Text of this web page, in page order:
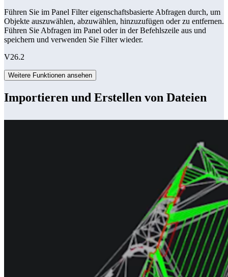
Führen Sie im Panel Filter eigenschaftsbasierte Abfragen durch, um
Objekte auszuwählen, abzuwählen, hinzuzufügen oder zu entfernen.
Führen Sie Abfragen im Panel oder in der Befehlszeile aus und
speichern und verwenden Sie Filter wieder.
V26.2
Weitere Funktionen ansehen
Importieren und Erstellen von Dateien